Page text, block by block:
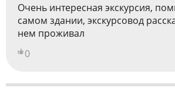
Очень интересная экскурсия,
самом здании, экскурсовод
нем проживал
0